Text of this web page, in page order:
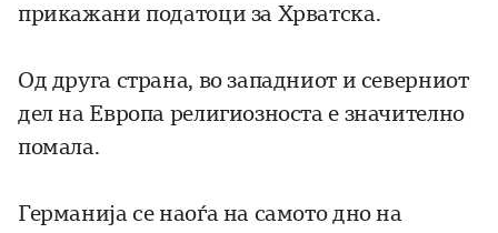
прикажани податоци за Хрватска.
Од друга страна, во западниот и северниот
дел на Европа религиозноста е значително
помала.
Германија се наоѓа на самото дно на